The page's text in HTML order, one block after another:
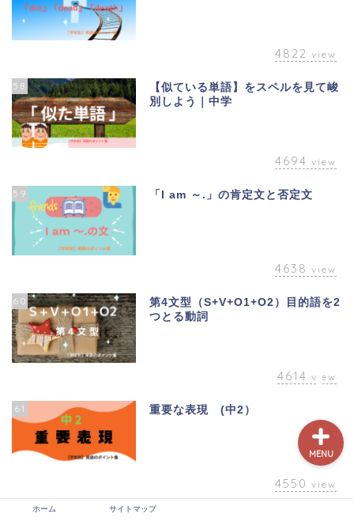
4822 view
58
【似ている単語】をスペルを見て峻
別しよう｜中学
4694 view
59 「I am ～.」の肯定文と否定文
4638 view
60
第4文型（S+V+O1+O2）目的語を2
つとる動詞
4614 view
61 重要な表現 (中2）
4550 view
ホーム サイトマップ
MENU